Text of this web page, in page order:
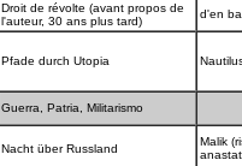
Droit de révolte (avant propos de
l'auteur, 30 ans plus tard)
d'en
Pfade durch Utopia
Guerra, Patria, Militarismo
Nacht über Russland
Malik